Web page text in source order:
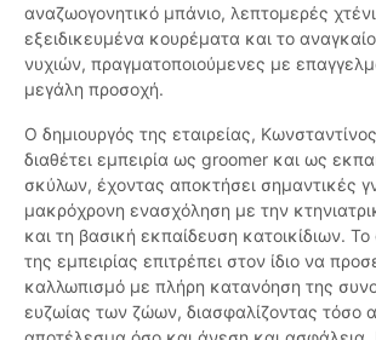
αναζωογονητικό μπάνιο, λεπτομερές
εξειδικευμένα κουρέματα και το
νυχιών, πραγματοποιούμενες με
μεγάλη προσοχή.
Ο δημιουργός της εταιρείας,
διαθέτει εμπειρία ως groomer και ως
σκύλων, έχοντας αποκτήσει σημαντικές
μακρόχρονη ενασχόληση με την
και τη βασική εκπαίδευση κατοικίδιων.
της εμπειρίας επιτρέπει στον ίδιο να
καλλωπισμό με πλήρη κατανόηση της
ευζωίας των ζώων, διασφαλίζοντας τόσο